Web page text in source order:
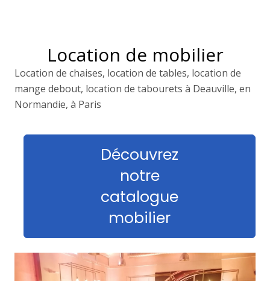
Location de mobilier
Location de chaises, location de tables, location de
mange debout, location de tabourets à Deauville, en
Normandie, à Paris
Découvrez
notre
catalogue
mobilier